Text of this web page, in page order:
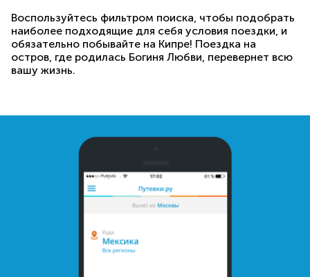
Воспользуйтесь фильтром поиска, чтобы подобрать
наиболее подходящие для себя условия поездки, и
обязательно побывайте на Кипре! Поездка на
остров, где родилась Богиня Любви, перевернет всю
вашу жизнь.